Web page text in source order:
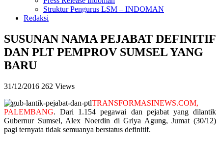
Struktur Pengurus LSM – INDOMAN
Redaksi
SUSUNAN NAMA PEJABAT DEFINITIF
DAN PLT PEMPROV SUMSEL YANG
BARU
31/12/2016 262 Views
TRANSFORMASINEWS.COM,
PALEMBANG. Dari 1.154 pegawai dan pejabat yang dilantik
Gubernur Sumsel, Alex Noerdin di Griya Agung, Jumat (30/12)
pagi ternyata tidak semuanya berstatus definitif.